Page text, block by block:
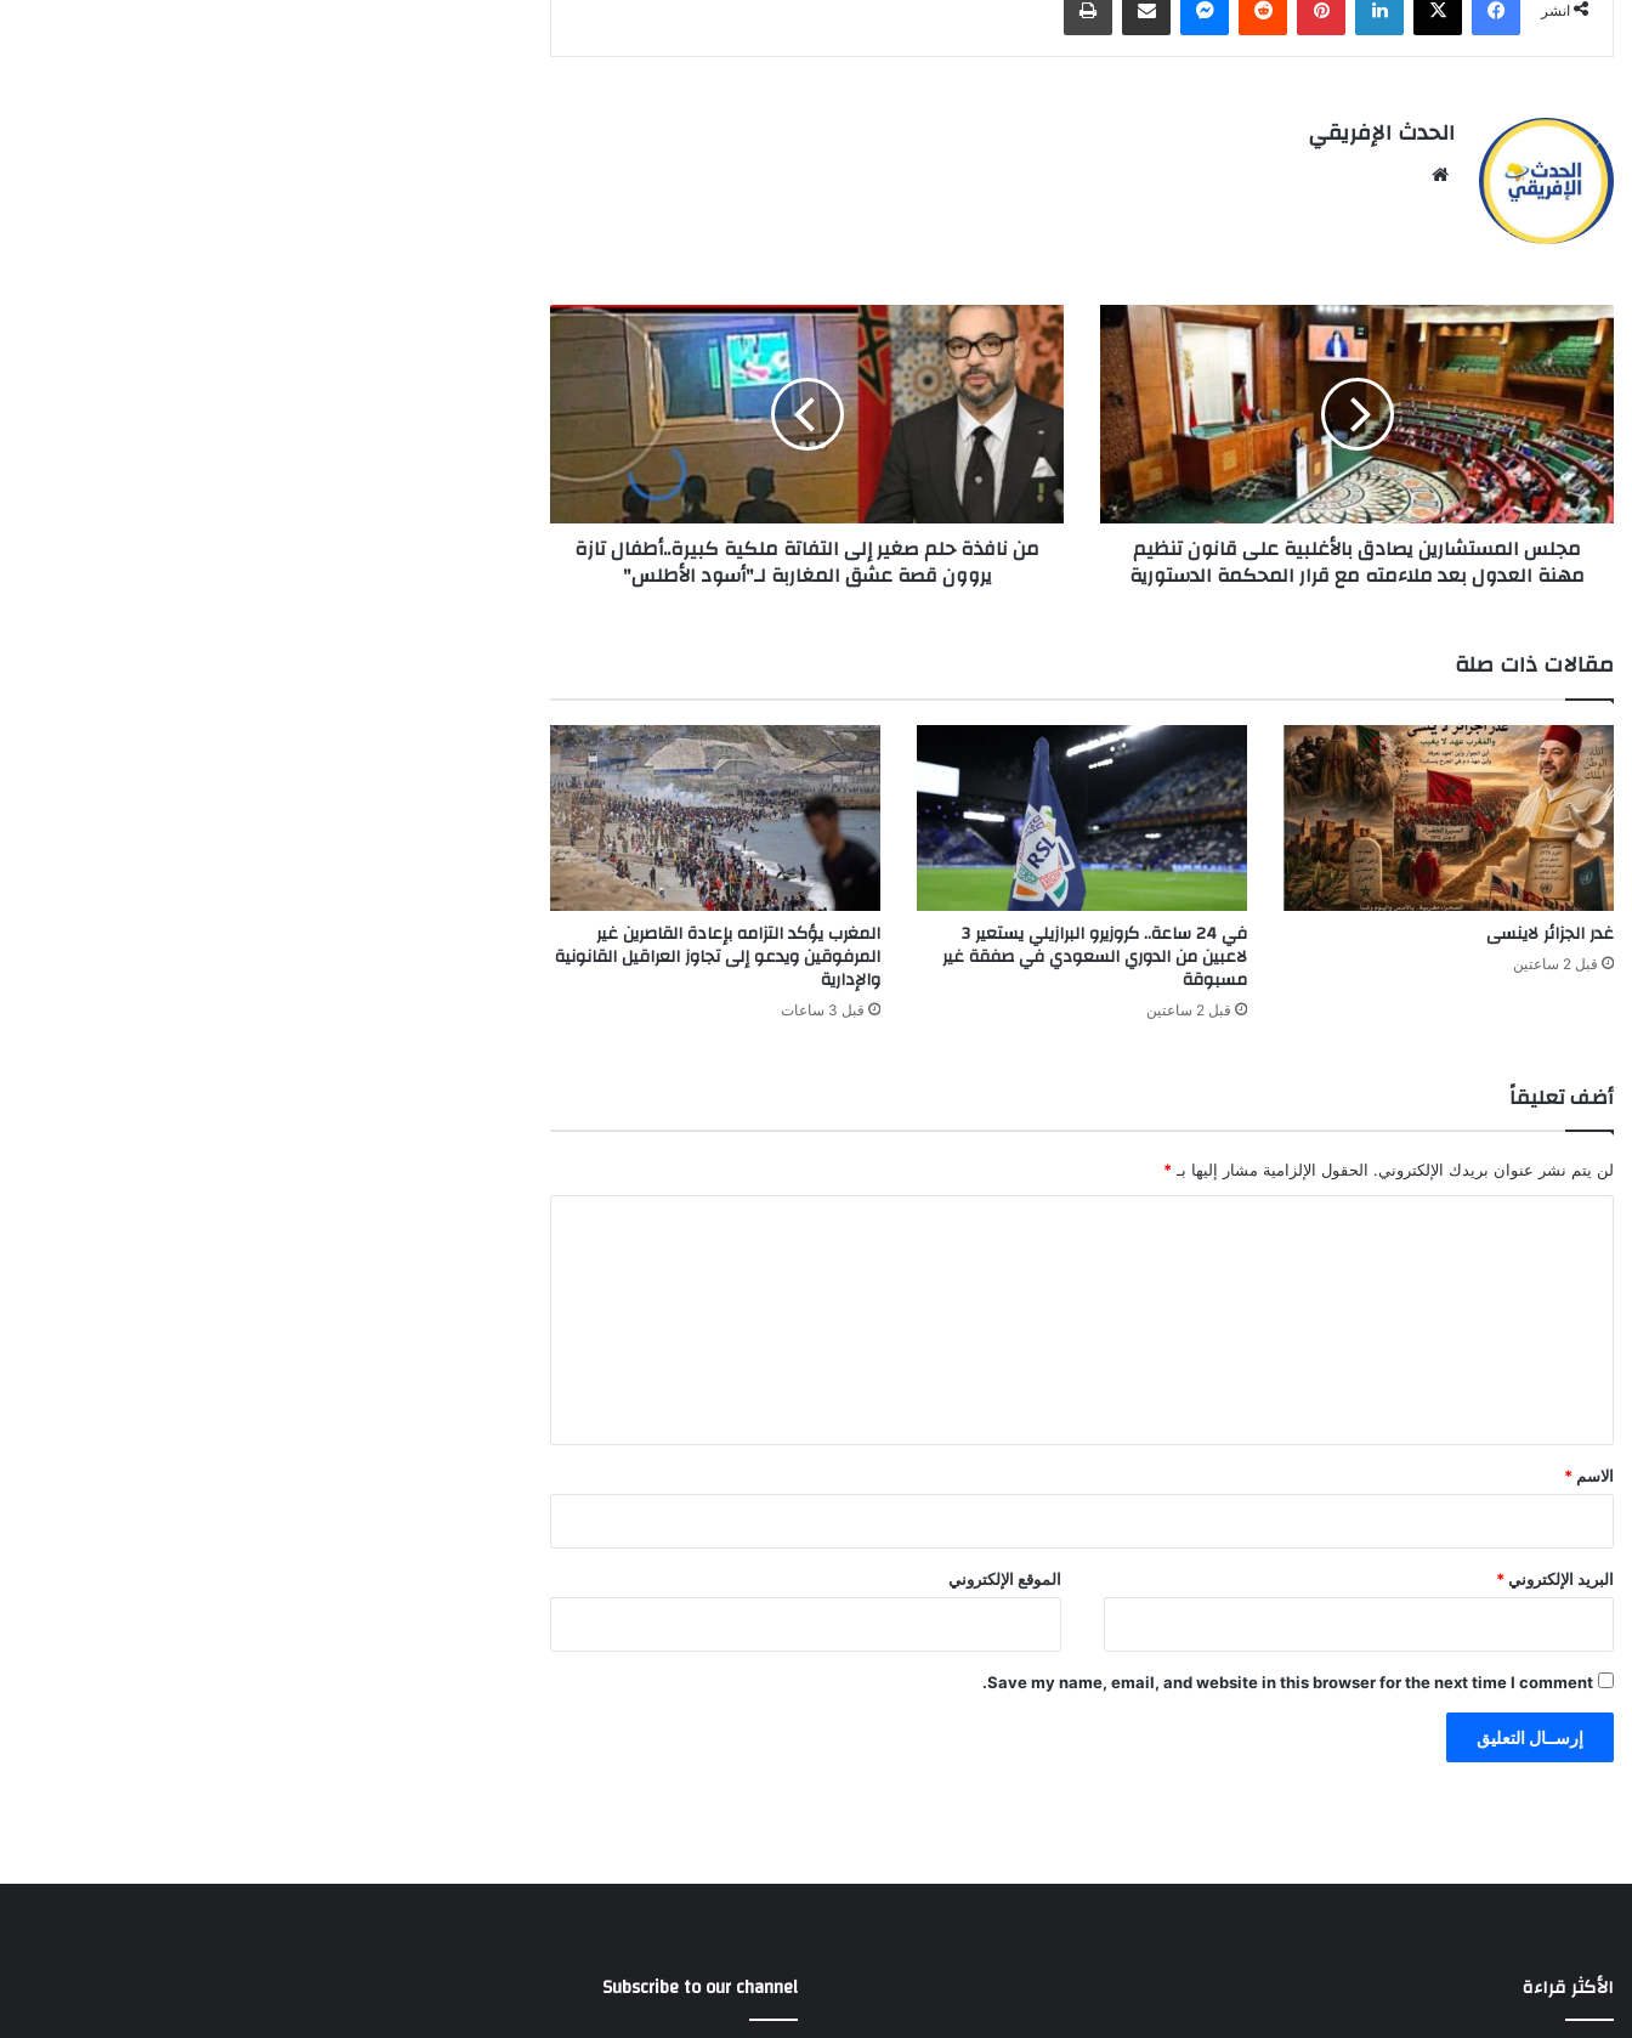
انشر
الحدث الإفريقي
مجلس
المستشارين
يصادق
بالأغلبية
على
قانون
تنظيم
مهنة
العدول
ملاءمته
الدستورية
مجلس المستشارين يصادق بالأغلبية على قانون تنظيم
مهنة العدول بعد ملاءمته مع قرار المحكمة الدستورية
من
نافذة
حلم
صغير
ملكية
كبيرة..أطفال
تازة
يروونمن نافذة حلم صغير إلى التفاتة ملكية كبيرة..أطفال تازة
يروون قصة عشق المغاربة لـ"أسود الأطلس"
مقالات ذات صلة
غدر الجزائر لاينسى
قبل 2 ساعتين
في 24 ساعة.. كروزيرو البرازيلي يستعير 3
لاعبين من الدوري السعودي في صفقة غير
مسبوقة
قبل 2 ساعتين
المغرب يؤكد التزامه بإعادة القاصرين غير
المرفوقين ويدعو إلى تجاوز العراقيل القانونية
والإدارية
قبل 3 ساعات
أضف تعليقاً
لن يتم نشر عنوان بريدك الإلكتروني. الحقول الإلزامية مشار إليها بـ*
*
الاسم *
البريد الإلكتروني* الموقع الإلكتروني
Save my name, email, and website in this browser for the next time I comment.
الأكثر قراءة Subscribe to our channel